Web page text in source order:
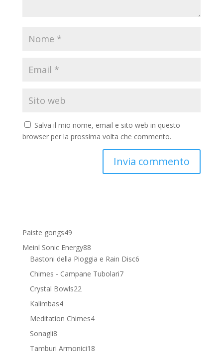
Salva il mio nome, email e sito web in questo
browser per la prossima volta che commento.
Paiste gongs4949
prodotti
Meinl Sonic Energy8888
prodotti
Bastoni della Pioggia e Rain Disc66
Chimes - Campane Tubolari77
Crystal Bowls2222
Kalimbas44
prodotti
Meditation Chimes44
Sonagli88
prodotti
Tamburi Armonici1818